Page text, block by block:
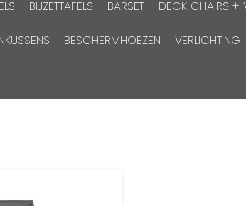
BIJZETTAFELS BARSET DECK CHAIRS +
BESCHERMHOEZEN VERLICHTING